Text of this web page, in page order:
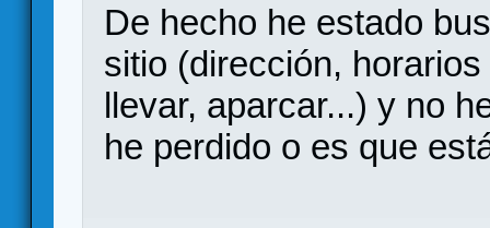
De hecho he estado
sitio (dirección,
llevar, aparcar...) y no
he perdido o es que